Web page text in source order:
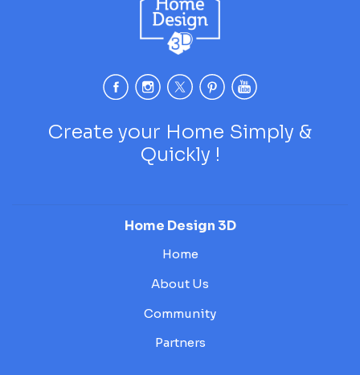
Create your Home Simply &
Quickly !
Home Design 3D
Home
About Us
Community
Partners